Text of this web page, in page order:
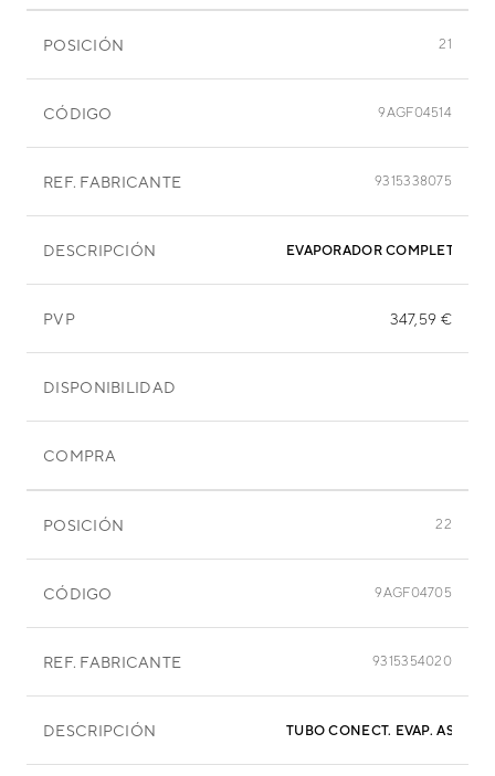
POSICIÓN 21
CÓDIGO 9AGF04514
REF. FABRICANTE 9315338075
DESCRIPCIÓN EVAPORADOR COMPLETO
PVP 347,59 €
DISPONIBILIDAD
COMPRA
POSICIÓN 22
CÓDIGO 9AGF04705
REF. FABRICANTE 9315354020
DESCRIPCIÓN TUBO CONECT. EVAP.